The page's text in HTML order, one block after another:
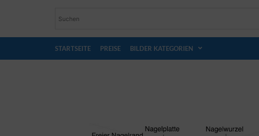
STARTSEITE PREISE BILDER KATEGORIEN